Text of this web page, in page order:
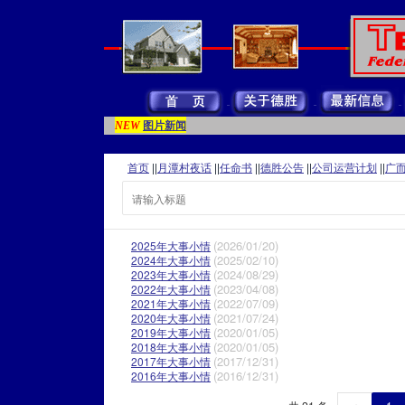
NEW 图片新闻
首页 ||月潭村夜话 ||任命书 ||德胜公告 ||公司运营计划 ||广
2025年大事小情 (2026/01/20)
2024年大事小情 (2025/02/10)
2023年大事小情 (2024/08/29)
2022年大事小情 (2023/04/08)
2021年大事小情 (2022/07/09)
2020年大事小情 (2021/07/24)
2019年大事小情 (2020/01/05)
2018年大事小情 (2020/01/05)
2017年大事小情 (2017/12/31)
2016年大事小情 (2016/12/31)